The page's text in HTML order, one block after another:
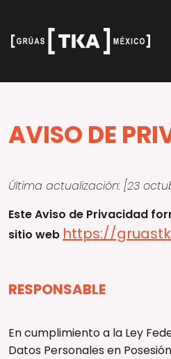
de
AVISO DE
Última actualización: [23
Este Aviso de Privacidad
sitio web https://
RESPONSABLE
En cumplimiento a la Ley
Datos Personales en